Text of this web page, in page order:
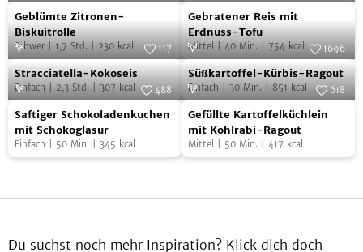
Backen
Geblümte
Zitronen-
Biskuitrolle
Geblümte Zitronen-
Biskuitrolle
Schwer| 1,7 Std. 230 kcal
Gebratener
Reis
mit
Erdnuss-
Tofu
Foto:
Gebratener Reis mit
Erdnuss-Tofu
Mittel 40 Min. 754 kcal
Stracciatella-
Kokoseis
Foto: SevenCooks
117
Stracciatella-Kokoseis
Einfach 2,3 Std. 307 kcal
Süßkartoffel-
Kürbis-
Ragout
Foto:
1696
Süßkartoffel-Kürbis-Ragout
Einfach 30 Min. 851 kcal
Saftiger
Schokoladenkuchen
mit
Foto: SevenCooks
488
Saftiger Schokoladenkuchen
mit Schokoglasur
Einfach 50 Min. 345 kcal
Gefüllte
Kartoffelküchlein
mit
Foto: SevenCooks
618
Gefüllte Kartoffelküchlein
mit Kohlrabi-Ragout
Mittel 50 Min. 417 kcal
Du suchst noch mehr Inspiration? Klick dich doch